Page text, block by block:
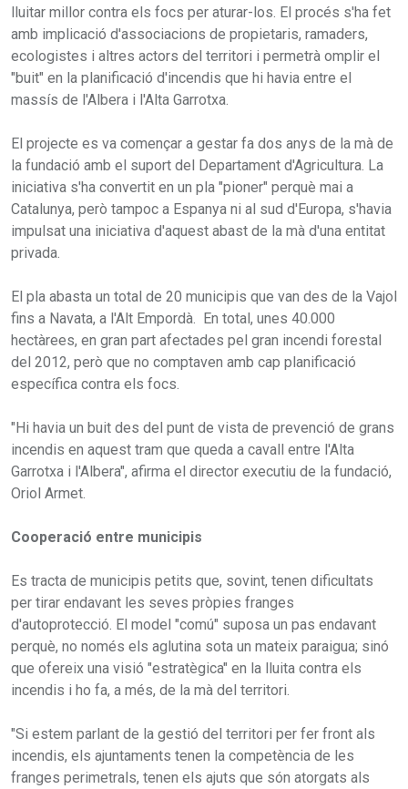
lluitar millor contra els focs per aturar-los. El procés s'ha fet
amb implicació d'associacions de propietaris, ramaders,
ecologistes i altres actors del territori i permetrà omplir el
"buit" en la planificació d'incendis que hi havia entre el
massís de l'Albera i l'Alta Garrotxa.
El projecte es va començar a gestar fa dos anys de la mà de
la fundació amb el suport del Departament d'Agricultura. La
iniciativa s'ha convertit en un pla "pioner" perquè mai a
Catalunya, però tampoc a Espanya ni al sud d'Europa, s'havia
impulsat una iniciativa d'aquest abast de la mà d'una entitat
privada.
El pla abasta un total de 20 municipis que van des de la Vajol
fins a Navata, a l'Alt Empordà. En total, unes 40.000
hectàrees, en gran part afectades pel gran incendi forestal
del 2012, però que no comptaven amb cap planificació
específica contra els focs.
"Hi havia un buit des del punt de vista de prevenció de grans
incendis en aquest tram que queda a cavall entre l'Alta
Garrotxa i l'Albera", afirma el director executiu de la fundació,
Oriol Armet.
Cooperació entre municipis
Es tracta de municipis petits que, sovint, tenen dificultats
per tirar endavant les seves pròpies franges
d'autoprotecció. El model "comú" suposa un pas endavant
perquè, no només els aglutina sota un mateix paraigua; sinó
que ofereix una visió "estratègica" en la lluita contra els
incendis i ho fa, a més, de la mà del territori.
"Si estem parlant de la gestió del territori per fer front als
incendis, els ajuntaments tenen la competència de les
franges perimetrals, tenen els ajuts que són atorgats als